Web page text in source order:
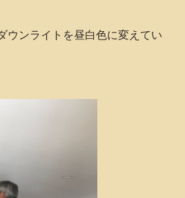
ウンライトを昼白色に変えてい